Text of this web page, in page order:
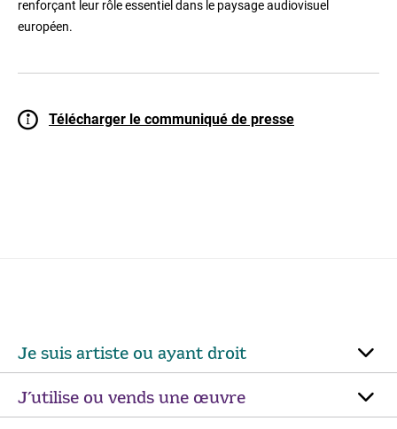
renforçant leur rôle essentiel dans le paysage audiovisuel
européen.
Télécharger le communiqué de presse
Je suis artiste ou ayant droit
J’utilise ou vends une œuvre